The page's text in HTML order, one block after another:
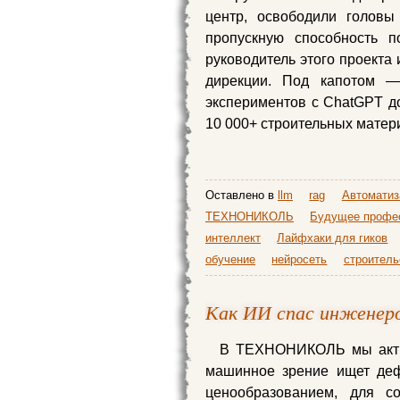
центр, освободили
пропускную
руководитель этого
дирекции. Под капотом
экспериментов с ChatGPT
10 000+ строительных
Оставлено в llm rag
ТЕХНОНИКОЛЬ
Будущее
интеллект
Лайфхаки для гиков
обучение
нейросеть
Как ИИ спас
В ТЕХНОНИКОЛЬ мы
машинное зрение ищет
ценообразованием, для